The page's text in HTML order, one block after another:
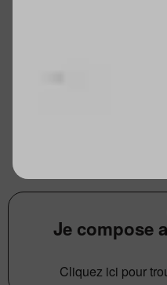
Je compose
Cliquez ici pour